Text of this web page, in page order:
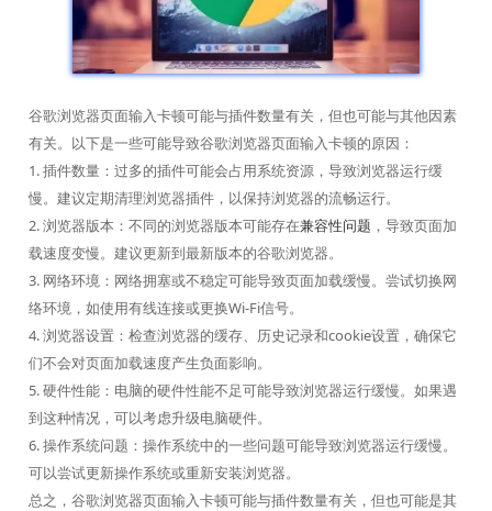
谷歌浏览器页面输入卡顿可能与插件数量有关，但也可能与其他因素
有关。以下是一些可能导致谷歌浏览器页面输入卡顿的原因：
1. 插件数量：过多的插件可能会占用系统资源，导致浏览器运行缓
慢。建议定期清理浏览器插件，以保持浏览器的流畅运行。
2. 浏览器版本：不同的浏览器版本可能存在兼容性问题 ，导致页面加
载速度变慢。建议更新到最新版本的谷歌浏览器。
3. 网络环境：网络拥塞或不稳定可能导致页面加载缓慢。尝试切换网
络环境，如使用有线连接或更换Wi-Fi信号。
4. 浏览器设置：检查浏览器的缓存、历史记录和cookie设置，确保它
们不会对页面加载速度产生负面影响。
5. 硬件性能：电脑的硬件性能不足可能导致浏览器运行缓慢。如果遇
到这种情况，可以考虑升级电脑硬件。
6. 操作系统问题：操作系统中的一些问题可能导致浏览器运行缓慢。
可以尝试更新操作系统或重新安装浏览器。
总之，谷歌浏览器页面输入卡顿可能与插件数量有关，但也可能是其